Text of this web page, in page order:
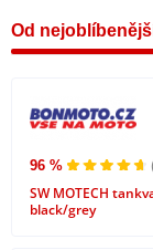
Od
96 %
SW MOTECH
black/grey